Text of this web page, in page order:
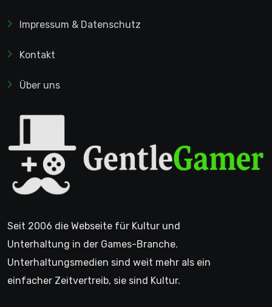
Impressum & Datenschutz
Kontakt
Über uns
Seit 2006 die Webseite für Kultur und
Unterhaltung in der Games-Branche.
Unterhaltungsmedien sind weit mehr als ein
einfacher Zeitvertreib, sie sind Kultur.